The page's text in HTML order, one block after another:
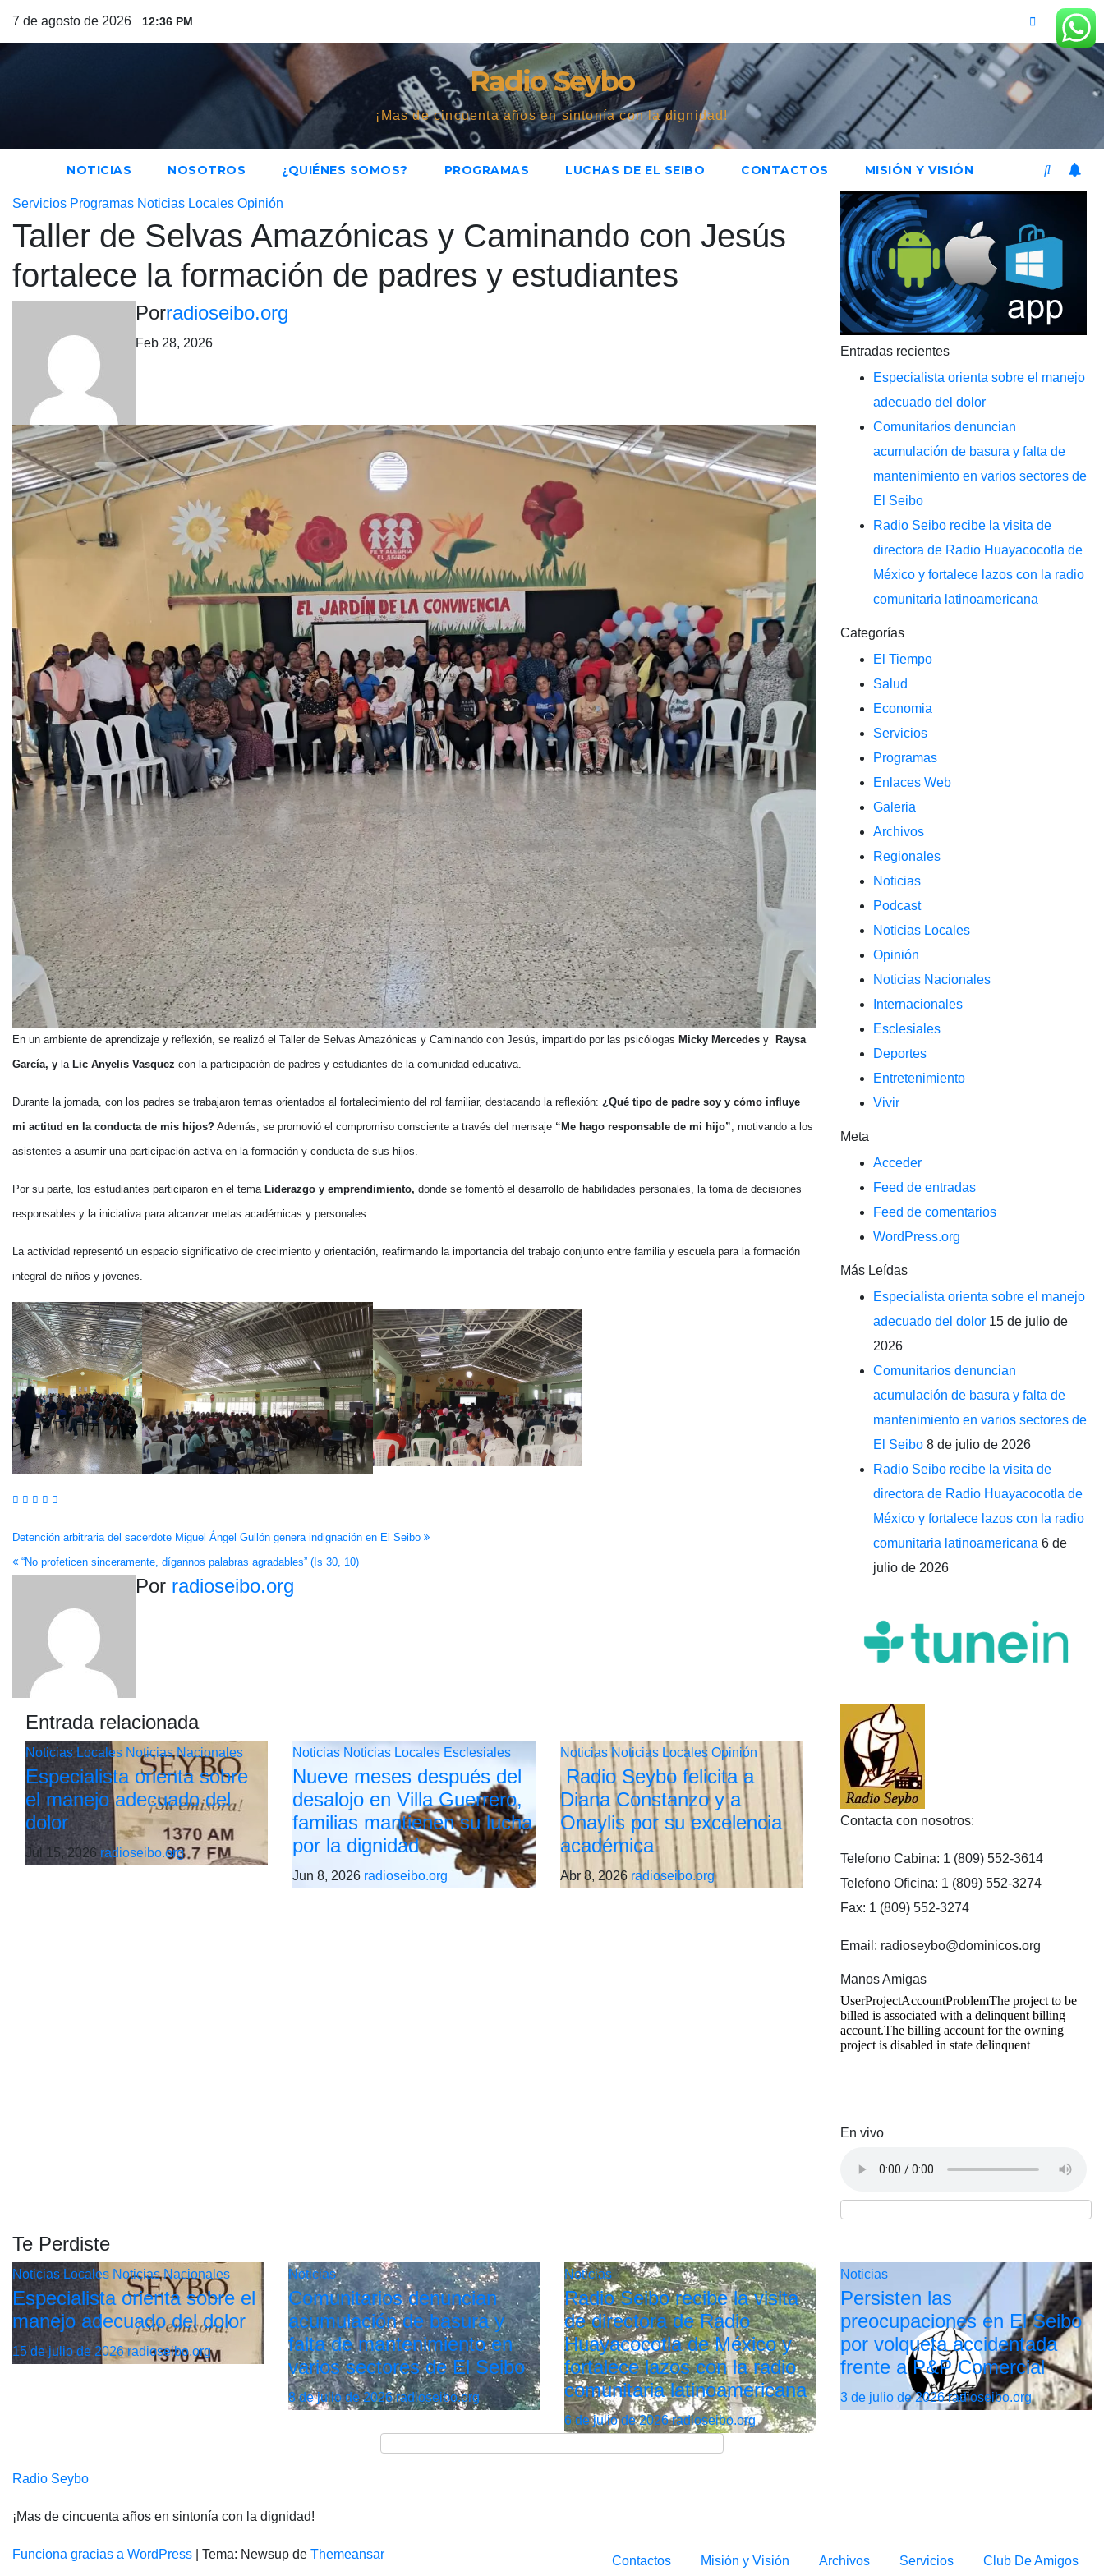
7 de agosto de 2026 12:36 PM
Radio Seybo
¡Mas de cincuenta años en sintonía con la dignidad!
NOTICIAS NOSOTROS ¿QUIÉNES SOMOS? PROGRAMAS LUCHAS DE EL SEIBO CONTACTOS MISIÓN Y VISIÓN
Servicios Programas Noticias Locales Opinión
Taller de Selvas Amazónicas y Caminando con Jesús
fortalece la formación de padres y estudiantes
Porradioseibo.org
Feb 28, 2026
En un ambiente de aprendizaje y reflexión, se realizó el Taller de Selvas Amazónicas y Caminando con Jesús, impartido por las psicólogas Micky Mercedes y Raysa
García, y la Lic Anyelis Vasquez con la participación de padres y estudiantes de la comunidad educativa.
Durante la jornada, con los padres se trabajaron temas orientados al fortalecimiento del rol familiar, destacando la reflexión: ¿Qué tipo de padre soy y cómo influye
mi actitud en la conducta de mis hijos? Además, se promovió el compromiso consciente a través del mensaje “Me hago responsable de mi hijo” , motivando a los
asistentes a asumir una participación activa en la formación y conducta de sus hijos.
Por su parte, los estudiantes participaron en el tema Liderazgo y emprendimiento, donde se fomentó el desarrollo de habilidades personales, la toma de decisiones
responsables y la iniciativa para alcanzar metas académicas y personales.
La actividad representó un espacio significativo de crecimiento y orientación, reafirmando la importancia del trabajo conjunto entre familia y escuela para la formación
integral de niños y jóvenes.
Navegación
de
entradas
Detención arbitraria del sacerdote Miguel Ángel Gullón genera indignación en El Seibo
“No profeticen sinceramente, dígannos palabras agradables” (Is 30, 10)
Por radioseibo.org
Entrada relacionada
Noticias Locales Noticias Nacionales
Especialista orienta sobre
el manejo adecuado del
dolor
Jul 15, 2026 radioseibo.org
Noticias Noticias Locales Esclesiales
Nueve meses después del
desalojo en Villa Guerrero,
familias mantienen su lucha
por la dignidad
Jun 8, 2026 radioseibo.org
Noticias Noticias Locales Opinión
Radio Seybo felicita a
Diana Constanzo y a
Onaylis por su excelencia
académica
Abr 8, 2026 radioseibo.org
Entradas recientes
Especialista orienta sobre el manejo
adecuado del dolor
Comunitarios denuncian
acumulación de basura y falta de
mantenimiento en varios sectores de
El Seibo
Radio Seibo recibe la visita de
directora de Radio Huayacocotla de
México y fortalece lazos con la radio
comunitaria latinoamericana
Categorías
El Tiempo
Salud
Economia
Servicios
Programas
Enlaces Web
Galeria
Archivos
Regionales
Noticias
Podcast
Noticias Locales
Opinión
Noticias Nacionales
Internacionales
Esclesiales
Deportes
Entretenimiento
Vivir
Meta
Acceder
Feed de entradas
Feed de comentarios
WordPress.org
Más Leídas
Especialista orienta sobre el manejo
adecuado del dolor 15 de julio de
2026
Comunitarios denuncian
acumulación de basura y falta de
mantenimiento en varios sectores de
El Seibo 8 de julio de 2026
Radio Seibo recibe la visita de
directora de Radio Huayacocotla de
México y fortalece lazos con la radio
comunitaria latinoamericana 6 de
julio de 2026
Contacta con nosotros:
Telefono Cabina: 1 (809) 552-3614
Telefono Oficina: 1 (809) 552-3274
Fax: 1 (809) 552-3274
Email: radioseybo@dominicos.org
Manos Amigas
En vivo
Te Perdiste
Noticias Locales Noticias Nacionales
Especialista orienta sobre el
manejo adecuado del dolor
15 de julio de 2026radioseibo.org
Noticias
Comunitarios denuncian
acumulación de basura y
falta de mantenimiento en
varios sectores de El Seibo
8 de julio de 2026radioseibo.org
Noticias
Radio Seibo recibe la visita
de directora de Radio
Huayacocotla de México y
fortalece lazos con la radio
comunitaria latinoamericana
6 de julio de 2026radioseibo.org
Noticias
Persisten las
preocupaciones en El Seibo
por volqueta accidentada
frente a P&P Comercial
3 de julio de 2026radioseibo.org
Radio Seybo
¡Mas de cincuenta años en sintonía con la dignidad!
Funciona gracias a WordPress Tema: Newsup de Themeansar Contactos Misión y Visión Archivos Servicios Club De Amigos